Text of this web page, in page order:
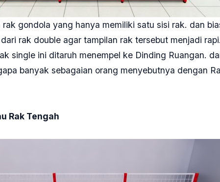
gondola yang hanya memiliki satu sisi rak. dan
rak double agar tampilan rak tersebut menjadi rapi.
single ini ditaruh menempel ke Dinding Ruangan.
banyak sebagaian orang menyebutnya dengan
Rak Tengah